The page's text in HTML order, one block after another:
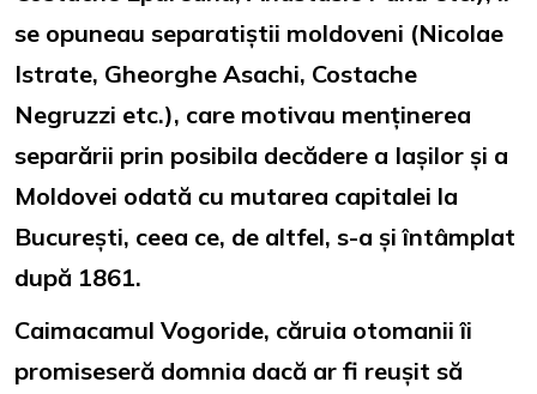
se opuneau separatiștii moldoveni (Nicolae
Istrate, Gheorghe Asachi, Costache
Negruzzi etc.), care motivau menținerea
separării prin posibila decădere a Iașilor și a
Moldovei odată cu mutarea capitalei la
București, ceea ce, de altfel, s-a și întâmplat
după 1861.
Caimacamul Vogoride, căruia otomanii îi
promiseseră domnia dacă ar fi reușit să